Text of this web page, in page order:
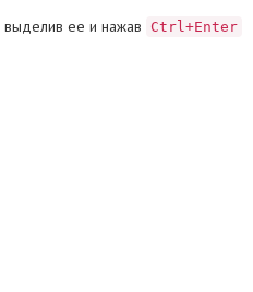
ее и нажав Ctrl+Enter